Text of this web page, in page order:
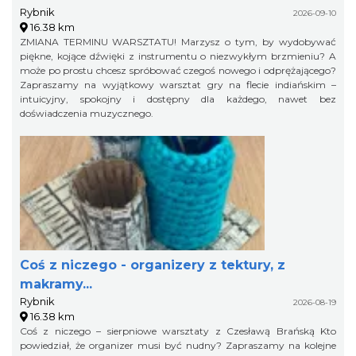
Rybnik 2026-09-10
16.38 km
ZMIANA TERMINU WARSZTATU! Marzysz o tym, by wydobywać
piękne, kojące dźwięki z instrumentu o niezwykłym brzmieniu? A
może po prostu chcesz spróbować czegoś nowego i odprężającego?
Zapraszamy na wyjątkowy warsztat gry na flecie indiańskim –
intuicyjny, spokojny i dostępny dla każdego, nawet bez
doświadczenia muzycznego.
Coś z niczego - organizery z tektury, z
makramy...
Rybnik 2026-08-19
16.38 km
Coś z niczego – sierpniowe warsztaty z Czesławą Brańską Kto
powiedział, że organizer musi być nudny? Zapraszamy na kolejne